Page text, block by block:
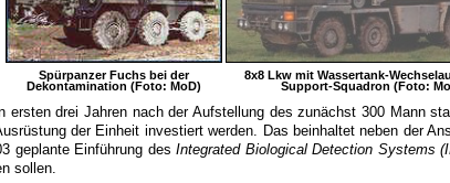
Spürpanzer Fuchs bei der
Dekontamination (Foto: MoD)
8x8 Lkw mit Wassertank-
Support-Squadron (Foto:
ersten drei Jahren nach der Aufstellung des zunächst 300 Mann
der Einheit investiert werden. Das beinhaltet neben der
geplante Einführung desIntegrated Biological Detection Systems
sollen.